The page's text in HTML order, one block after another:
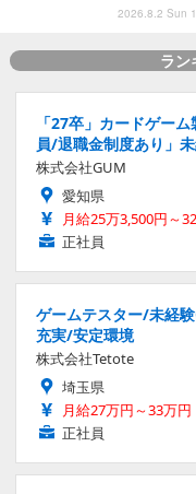
2026.8.2 Sun
ラン
「27卒」カードゲー
員/退職金制度あり」
株式会社GUM
愛知県
月給25万3,500円～
正社員
ゲームテスター/未経
充実/安定環境
株式会社Tetote
埼玉県
月給27万円～33万円
正社員